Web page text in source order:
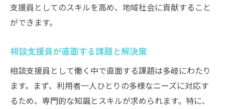
支援員としてのスキルを高め、地域社会に貢献すること
ができます。
相談支援員が直面する課題と解決策
相談支援員として働く中で直面する課題は多岐にわたり
ます。まず、利用者一人ひとりの多様なニーズに対応す
るため、専門的な知識とスキルが求められます。特に、